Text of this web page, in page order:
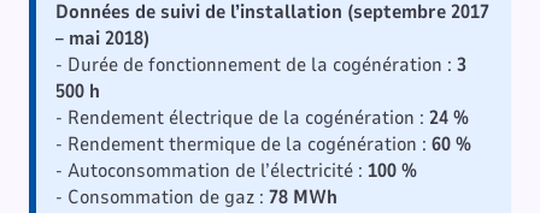
Données de suivi de l’installation (septembre 2017
– mai 2018)
- Durée de fonctionnement de la cogénération : 3
500 h
- Rendement électrique de la cogénération : 24 %
- Rendement thermique de la cogénération : 60 %
- Autoconsommation de l’électricité : 100 %
- Consommation de gaz : 78 MWh